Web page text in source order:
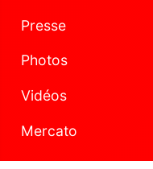
Presse
Photos
Vidéos
Mercato